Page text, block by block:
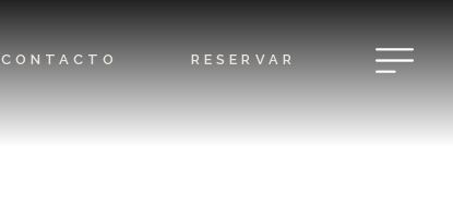
CONTACTO RESERVAR